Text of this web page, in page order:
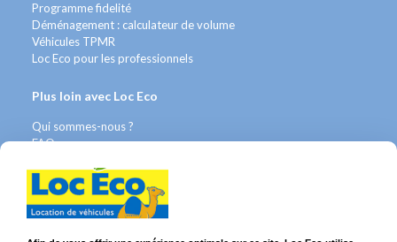
Programme fidelité
Déménagement : calculateur de volume
Véhicules TPMR
Loc Eco pour les professionnels
Plus loin avec Loc Eco
Qui sommes-nous ?
FAQ
Nous recrutons
Avis Clients